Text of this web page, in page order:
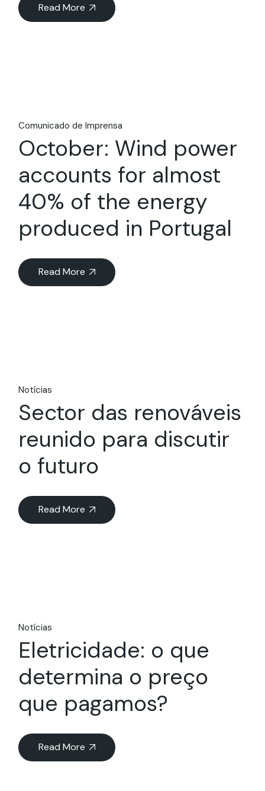
Read More
Comunicado de Imprensa
October: Wind power
accounts for almost
40% of the energy
produced in Portugal
Read More
Notícias
Sector das renováveis
reunido para discutir
o futuro
Read More
Notícias
Eletricidade: o que
determina o preço
que pagamos?
Read More